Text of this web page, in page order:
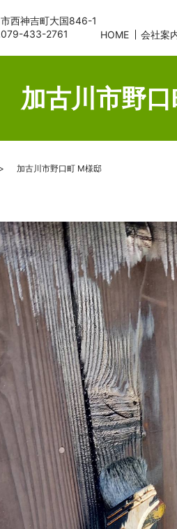
HOME 会社案
西神吉町大国846-1
433-2761
加古川市野
加古川市野口町 M様邸